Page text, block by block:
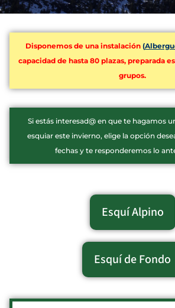
Disponemos de una instalación (
capacidad de hasta 80 plazas, preparada
grupos.
Si estás interesad@ en que te hagamos
esquiar este invierno, elige la opción
fechas y te responderemos lo
Esquí Alpino
Esquí de Fondo